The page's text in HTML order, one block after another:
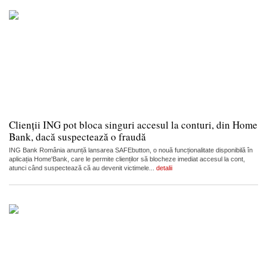
Clienții ING pot bloca singuri accesul la conturi, din Home
Bank, dacă suspectează o fraudă
ING Bank România anunță lansarea SAFEbutton, o nouă funcționalitate disponibilă în
aplicația Home'Bank, care le permite clienților să blocheze imediat accesul la cont,
atunci când suspectează că au devenit victimele... detalii